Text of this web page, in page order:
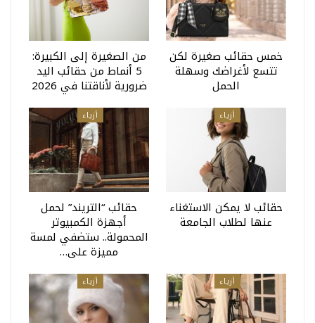
خمس حقائب صغيرة لكن
تتسع لأغراضك وسهلة
الحمل
من الصغيرة إلى الكبيرة:
5 أنماط من حقائب اليد
ضرورية لأناقتنا في 2026
أزياء
حقائب لا يمكن الاستغناء
عنها لطلاب الجامعة
أزياء
حقائب “التريند” لحمل
أجهزة الكمبيوتر
المحمولة.. ستضفي لمسة
مميزة على…
أزياء أزياء